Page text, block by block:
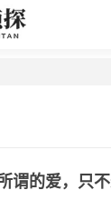
谓的爱，只